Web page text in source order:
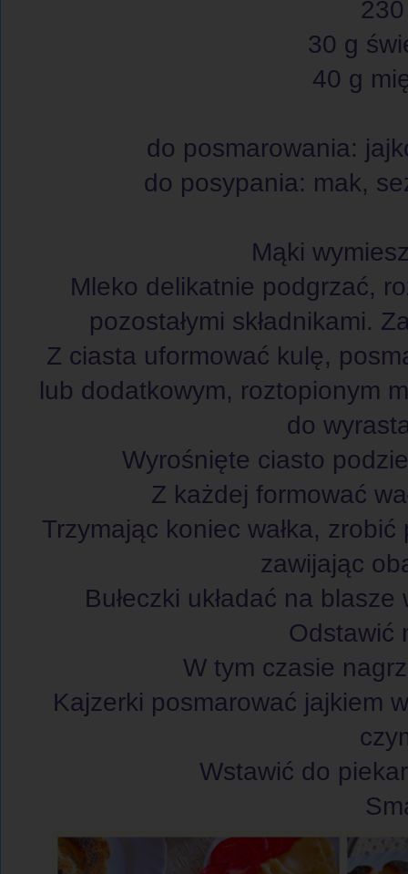
30 g
40 g
do posmarowania:
do posypania: mak,
Mąki
Mleko delikatnie podgrzać,
pozostałymi składnikami.
Z ciasta uformować kulę,
lub dodatkowym, roztopionym
do
Wyrośnięte ciasto
Z każdej formować
Trzymając koniec wałka,
zawijając
Bułeczki układać na
Odstawić
W tym czasie
Kajzerki posmarować jajkiem
Wstawić do